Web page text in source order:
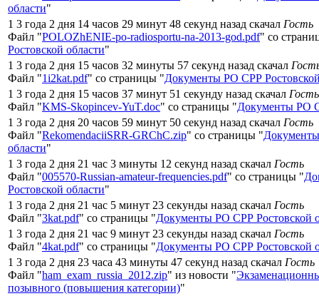
области"
1 3 года 2 дня 14 часов 29 минут 48 секунд назад скачал Гость
Файл "POLOZhENIE-po-radiosportu-na-2013-god.pdf" со
Ростовской области"
1 3 года 2 дня 15 часов 32 минуты 57 секунд назад скачал
Файл "1i2kat.pdf" со страницы "Документы РО СРР
1 3 года 2 дня 15 часов 37 минут 51 секунду назад скачал Гость
Файл "KMS-Skopincev-YuT.doc" со страницы "Документы РО
1 3 года 2 дня 20 часов 59 минут 50 секунд назад скачал Гость
Файл "RekomendaciiSRR-GRChC.zip" со страницы "
области"
1 3 года 2 дня 21 час 3 минуты 12 секунд назад скачал Гость
Файл "005570-Russian-amateur-frequencies.pdf" со страницы "
Ростовской области"
1 3 года 2 дня 21 час 5 минут 23 секунды назад скачал Гость
Файл "3kat.pdf" со страницы "Документы РО СРР Ростовской
1 3 года 2 дня 21 час 9 минут 23 секунды назад скачал Гость
Файл "4kat.pdf" со страницы "Документы РО СРР Ростовской
1 3 года 2 дня 23 часа 43 минуты 47 секунд назад скачал Гость
Файл "ham_exam_russia_2012.zip" из новости "
позывного (повышения категории)"